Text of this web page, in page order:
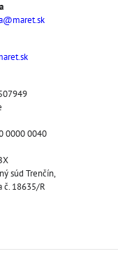
0000 0040
súd Trenčín,
č. 18635/R